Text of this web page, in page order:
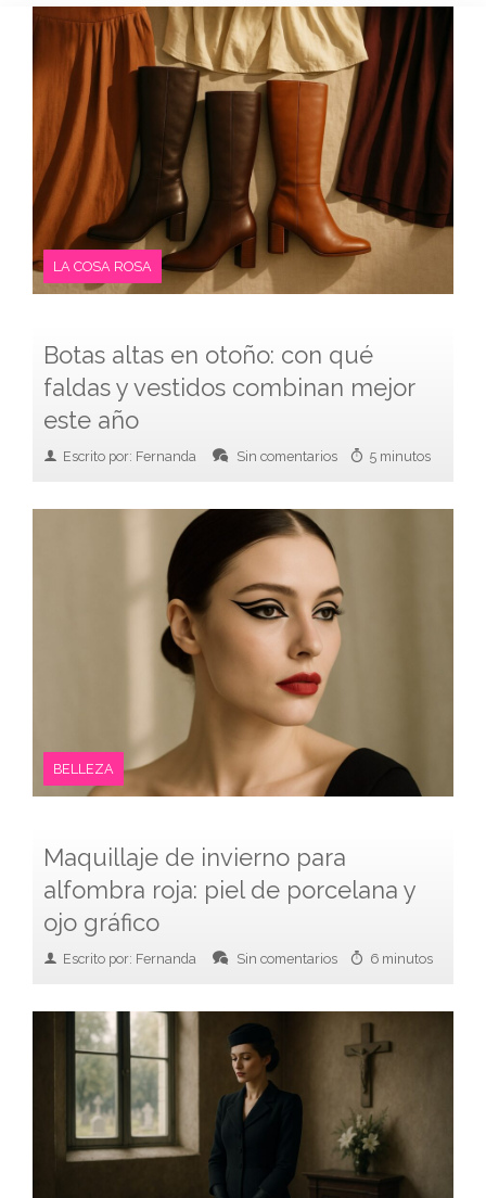
LA COSA ROSA
Botas altas en otoño: con qué
faldas y vestidos combinan mejor
este año
Escrito por: Fernanda Sin comentarios 5 minutos
BELLEZA
Maquillaje de invierno para
alfombra roja: piel de porcelana y
ojo gráfico
Escrito por: Fernanda Sin comentarios 6 minutos